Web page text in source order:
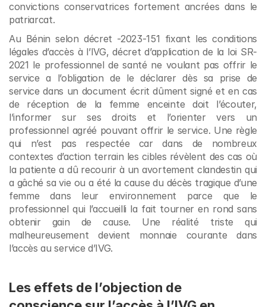
convictions conservatrices fortement ancrées dans le
patriarcat.
Au Bénin selon décret -2023-151 fixant les conditions
légales d’accès à l’IVG, décret d’application de la loi SR-
2021 le professionnel de santé ne voulant pas offrir le
service a l’obligation de le déclarer dès sa prise de
service dans un document écrit dûment signé et en cas
de réception de la femme enceinte doit l’écouter,
l’informer sur ses droits et l’orienter vers un
professionnel agréé pouvant offrir le service. Une règle
qui n’est pas respectée car dans de nombreux
contextes d’action terrain les cibles révèlent des cas où
la patiente a dû recourir à un avortement clandestin qui
a gâché sa vie ou a été la cause du décès tragique d’une
femme dans leur environnement parce que le
professionnel qui l’accueilli la fait tourner en rond sans
obtenir gain de cause. Une réalité triste qui
malheureusement devient monnaie courante dans
l’accès au service d’IVG.
Les effets de l’objection de